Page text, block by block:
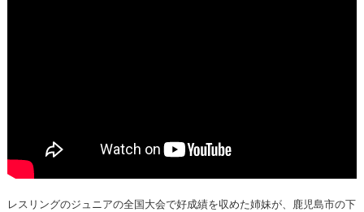
レスリングのジュニアの全国大会で好成績を収めた姉妹が、鹿児島市の下